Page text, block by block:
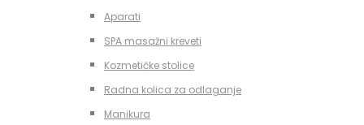
Aparati
SPA masažni kreveti
Kozmetičke stolice
Radna kolica za odlaganje
Manikura